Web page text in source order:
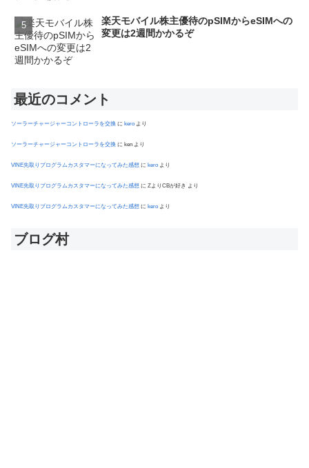
楽天モバイル株主優待のpSIMからeSIMへの
変更は2週間かかるぞ
最近のコメント
ソーラーチャージャーコントローラを交換 に kero より
ソーラーチャージャーコントローラを交換 に ken より
VINE先取りプログラムカスタマーになってみた感想 に kero より
VINE先取りプログラムカスタマーになってみた感想 に ZよりCBが好き より
VINE先取りプログラムカスタマーになってみた感想 に kero より
ブログ村